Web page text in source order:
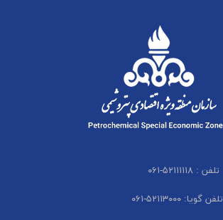
تلفن : ۵۲۱۱۱۱۱۸-۰۶۱
تلفن گویا: ۵۲۱۱۳۰۰۰-۰۶۱